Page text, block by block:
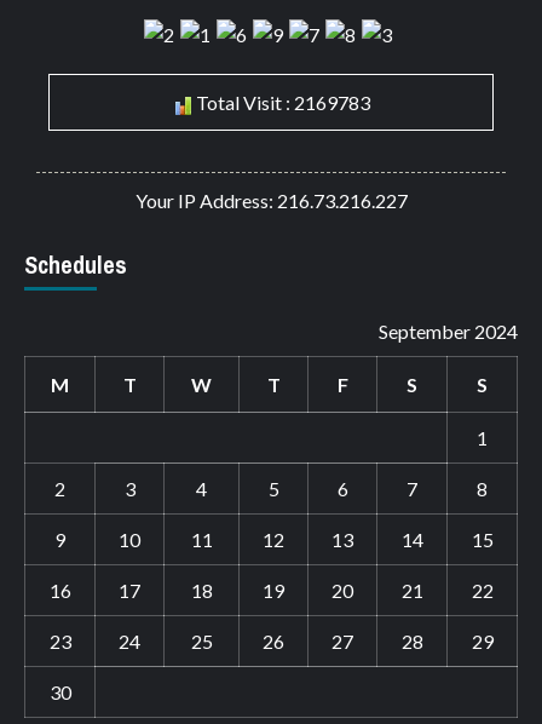
Total Visit : 2169783
Your IP Address: 216.73.216.227
Schedules
September 2024
M T W T F S S
1
2 3 4 5 6 7 8
9 10 11 12 13 14 15
16 17 18 19 20 21 22
23 24 25 26 27 28 29
30